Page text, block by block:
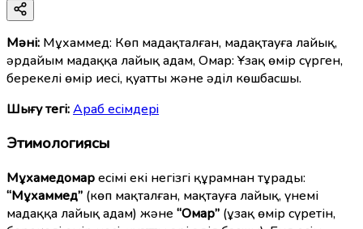
Мәні: Мұхаммед: Көп мадақталған, мадақтауға лайық,
әрдайым мадаққа лайық адам, Омар: Ұзақ өмір сүрген,
берекелі өмір иесі, қуатты және әділ көшбасшы.
Шығу тегі:Араб есімдерi
Этимологиясы
Мұхамедомаресімі екі негізгі құрамнан тұрады:
“Мұхаммед” (көп мақталған, мақтауға лайық, үнемі
мадаққа лайық адам) және “Омар” (ұзақ өмір сүретін,